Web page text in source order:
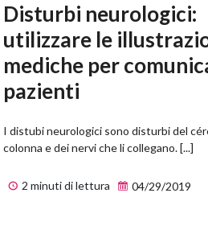
Disturbi neurologici:
utilizzare le
mediche per
pazienti
I distubi neurologici sono disturbi del
colonna e dei nervi che li collegano. [...]
2 minuti di lettura 04/29/2019